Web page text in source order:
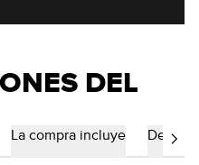
DEL
La compra incluye Detalles